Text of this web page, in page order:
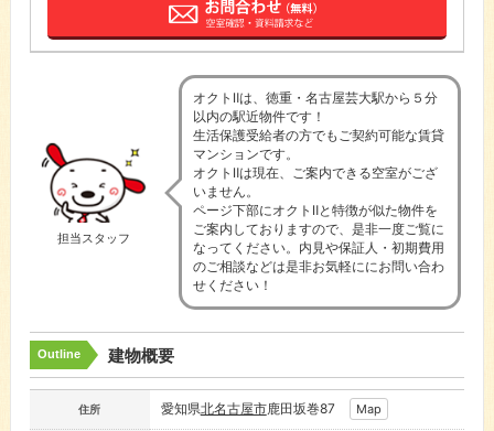
担当スタッフ
オクトⅡは、徳重・名古屋芸大駅から５分
以内の駅近物件です！
生活保護受給者の方でもご契約可能な賃貸
マンションです。
オクトⅡは現在、ご案内できる空室がござ
いません。
ページ下部にオクトⅡと特徴が似た物件を
ご案内しておりますので、是非一度ご覧に
なってください。内見や保証人・初期費用
のご相談などは是非お気軽ににお問い合わ
せください！
Outline 建物概要
住所 愛知県北名古屋市鹿田坂巻87 Map